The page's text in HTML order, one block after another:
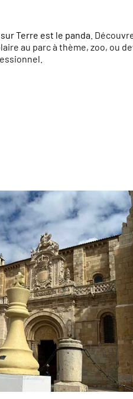
Terre est le panda .
au parc à thème, zoo, ou